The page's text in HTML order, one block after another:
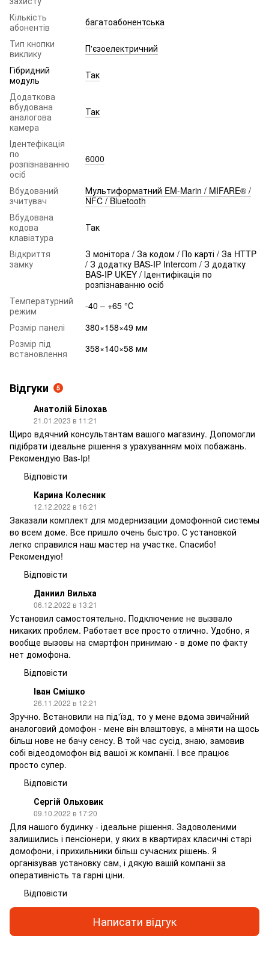
Кількість
абонентів
багатоабонентська
Тип кнопки
виклику
П'єзоелектричний
Гібридний
модуль
Так
Додаткова
вбудована
аналогова
камера
Так
Ідентефікація
по
розпізнаванню
осіб
6000
Вбудований
зчитувач
Мультиформатний EM-Marin / MIFARE® /
NFC / Bluetooth
Вбудована
кодова
клавіатура
Так
Відкриття
замку
З монітора / За кодом / По карті / За HTTP
/ З додатку BAS-IP Intercom / З додатку
BAS-IP UKEY / Ідентифікація по
розпізнаванню осіб
Температурний
режим
-40 – +65 °С
Розмір панелі
380×158×49 мм
Розмір під
встановлення
358×140×58 мм
Відгуки 5
Анатолій Білохав
21.01.2023 в 11:21
Щиро вдячний консультантам вашого магазину. Допомогли
підібрати ідеальне рішення з урахуванням моїх побажань.
Рекомендую Bas-Ip!
Відповісти
Карина Колесник
12.12.2022 в 16:21
Заказали комплект для модернизации домофонной системы
во всем доме. Все пришло очень быстро. С установкой
легко справился наш мастер на участке. Спасибо!
Рекомендую!
Відповісти
Даниил Вильха
06.12.2022 в 13:21
Установил самостоятельно. Подключение не вызвало
никаких проблем. Работает все просто отлично. Удобно, я
вообще вызовы на смартфон принимаю - в доме по факту
нет домофона.
Відповісти
Іван Смішко
26.11.2022 в 12:21
Зручно. Встановили на під'їзд, то у мене вдома звичайний
аналоговий домофон - мене він влаштовує, а міняти на щось
більш нове не бачу сенсу. В той час сусід, знаю, замовив
собі відеодомофон від вашої ж компанії. І все працює
просто супер.
Відповісти
Сергій Ольховик
09.10.2022 в 17:20
Для нашого будинку - ідеальне рішення. Задоволеними
залишились і пенсіонери, у яких в квартирах класичні старі
домофони, і прихильники більш сучасних рішень. Я
організував установку сам, і дякую вашій компанії за
оперативність та гарні ціни.
Відповісти
Написати відгук